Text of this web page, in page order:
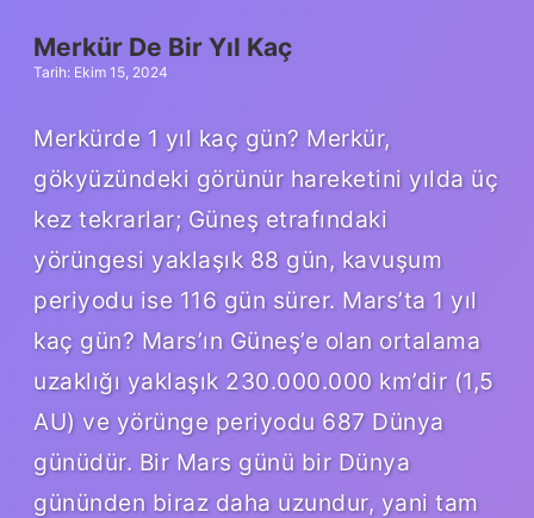
Merkür De Bir Yıl Kaç
Tarih: Ekim 15, 2024
Merkürde 1 yıl kaç gün? Merkür,
gökyüzündeki görünür hareketini yılda üç
kez tekrarlar; Güneş etrafındaki
yörüngesi yaklaşık 88 gün, kavuşum
periyodu ise 116 gün sürer. Mars’ta 1 yıl
kaç gün? Mars’ın Güneş’e olan ortalama
uzaklığı yaklaşık 230.000.000 km’dir (1,5
AU) ve yörünge periyodu 687 Dünya
günüdür. Bir Mars günü bir Dünya
gününden biraz daha uzundur, yani tam